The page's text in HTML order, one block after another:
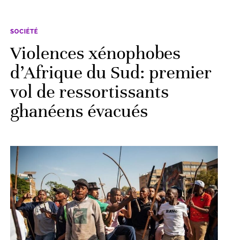
SOCIÉTÉ
Violences xénophobes
d’Afrique du Sud: premier
vol de ressortissants
ghanéens évacués